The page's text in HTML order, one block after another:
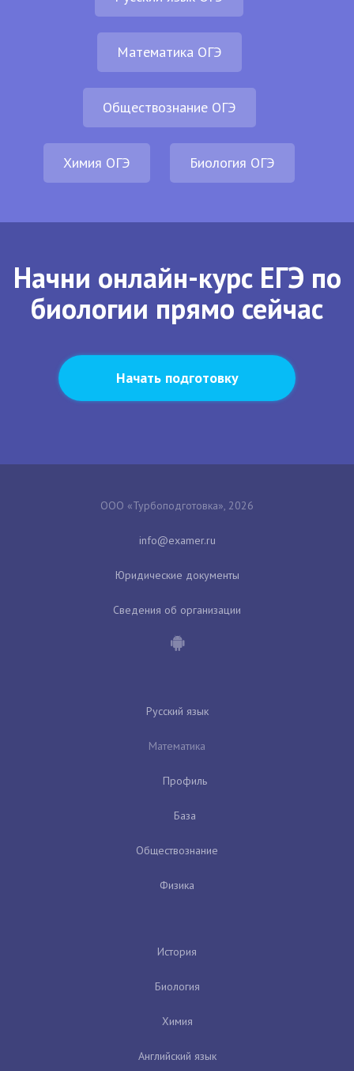
Математика ОГЭ
Обществознание ОГЭ
Химия ОГЭ Биология ОГЭ
Начни онлайн-курс ЕГЭ по
биологии прямо сейчас
Начать подготовку
ООО «Турбоподготовка», 2026
Юридические документы
Сведения об организации
Русский язык
Математика
Профиль
База
Обществознание
Физика
История
Биология
Химия
Английский язык